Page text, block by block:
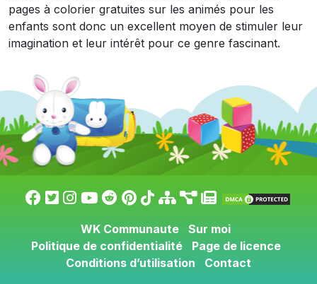
pages à colorier gratuites sur les animés pour les
enfants sont donc un excellent moyen de stimuler leur
imagination et leur intérêt pour ce genre fascinant.
WK Communaute
Sur moi
Politique de confidentialité
Page de licence
Conditions d’utilisation
Contact